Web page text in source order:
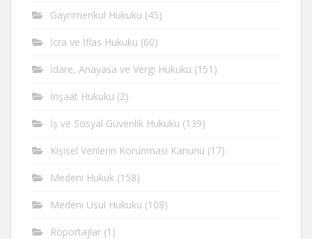
Gayrimenkul Hukuku (45)
İcra ve İflas Hukuku (60)
İdare, Anayasa ve Vergi Hukuku (151)
İnşaat Hukuku (2)
İş ve Sosyal Güvenlik Hukuku (139)
Kişisel Verilerin Korunması Kanunu (17)
Medeni Hukuk (158)
Medeni Usul Hukuku (108)
Röportajlar (1)